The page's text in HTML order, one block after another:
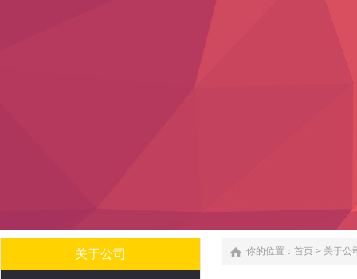
关于公司 你的位置： 首页 > 关于公